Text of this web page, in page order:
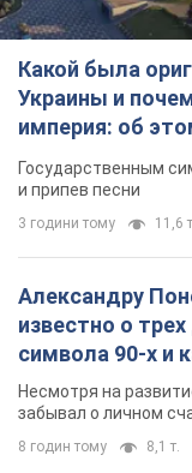
Какой была
Украины и
империя: об
Государственным
и припев песни
3 години тому 11,6
Александру
известно о
символа 90-х и
Несмотря на
забывал о личном
8 годин тому 8,1 т.